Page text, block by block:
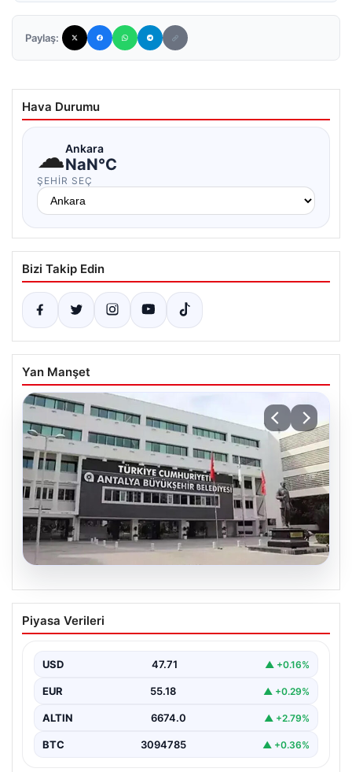
Paylaş:
Hava Durumu
☁Ankara
NaN°C
ŞEHIR SEÇ
Bizi Takip Edin
Yan Manşet
06.08.2026
Antalya’daki yolsuzluk soruşturmasında
iki yeni gözaltı
Yeni Gözaltı İşlemi", "content": "Antalya Büyükşehir
Belediyesi'ne yönelik…
Piyasa Verileri
USD 47.71 ▲ +0.16%
EUR 55.18 ▲ +0.29%
ALTIN 6674.0 ▲ +2.79%
BTC 3094785 ▲ +0.36%